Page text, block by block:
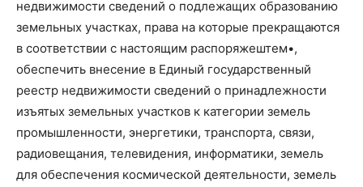
недвижимости сведений о подлежащих образованию
земельных участках, права на которые прекращаются
в соответствии с настоящим распоряжештем•,
обеспечить внесение в Единый государственный
реестр недвижимости сведений о принадлежности
изъятых земельных участков к категории земель
промышленности, энергетики, транспорта, связи,
радиовещания, телевидения, информатики, земель
для обеспечения космической деятельности, земель